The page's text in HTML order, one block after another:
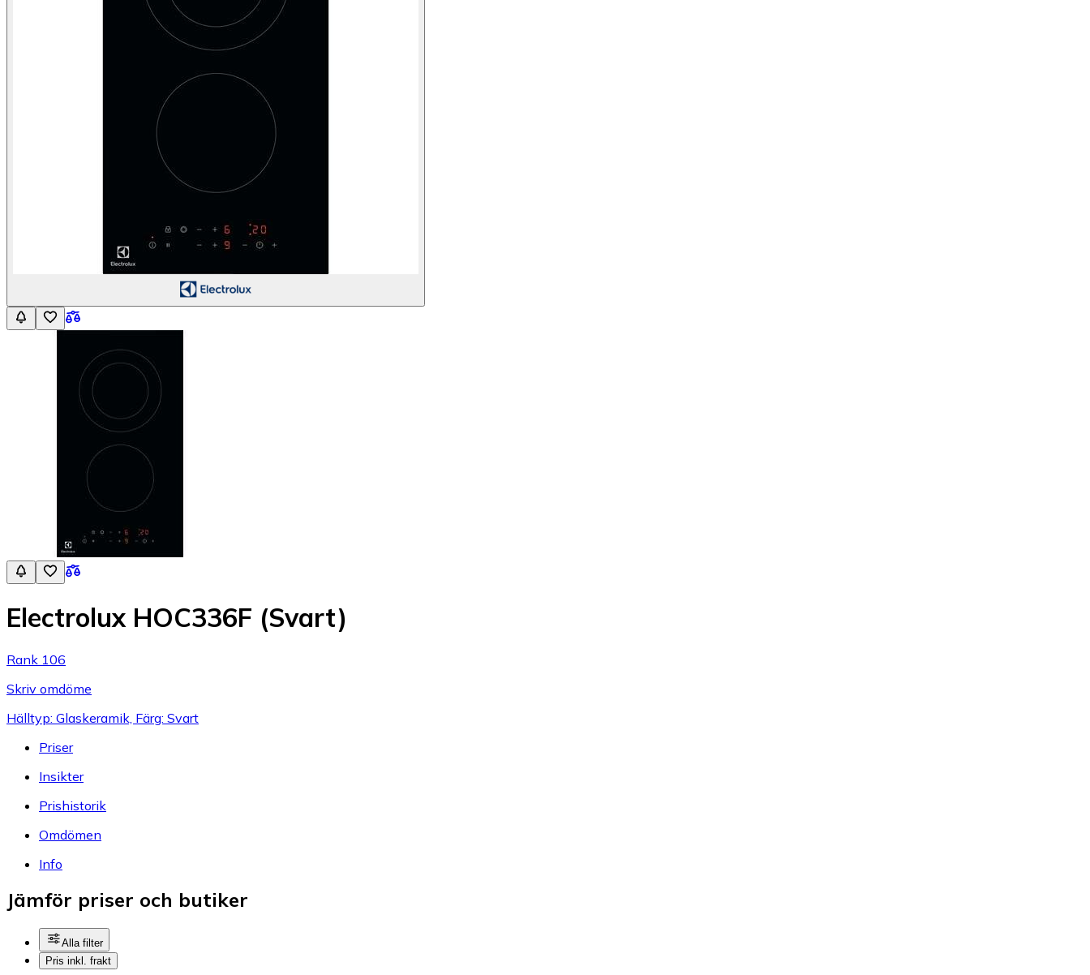
Electrolux HOC336F (Svart)
Rank 106
Skriv omdöme
Hälltyp: Glaskeramik, Färg: Svart
Priser
Insikter
Prishistorik
Omdömen
Info
Jämför priser och butiker
Alla filter
Pris inkl. frakt